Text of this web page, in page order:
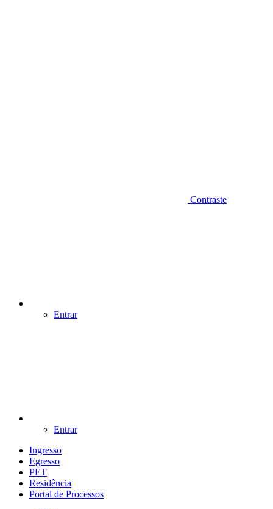
Contraste
Entrar
Entrar
Ingresso
Egresso
PET
Residência
Portal de Processos